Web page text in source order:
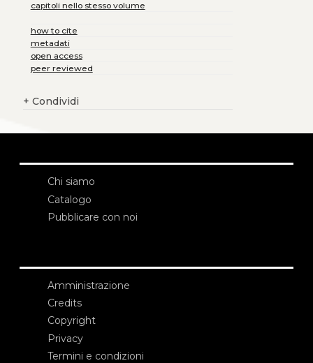
capitoli nello stesso volume
how to cite
metadati
open access
peer reviewed
+ Condividi
Chi siamo
Catalogo
Pubblicare con noi
Amministrazione
Credits
Copyright
Privacy
Termini e condizioni